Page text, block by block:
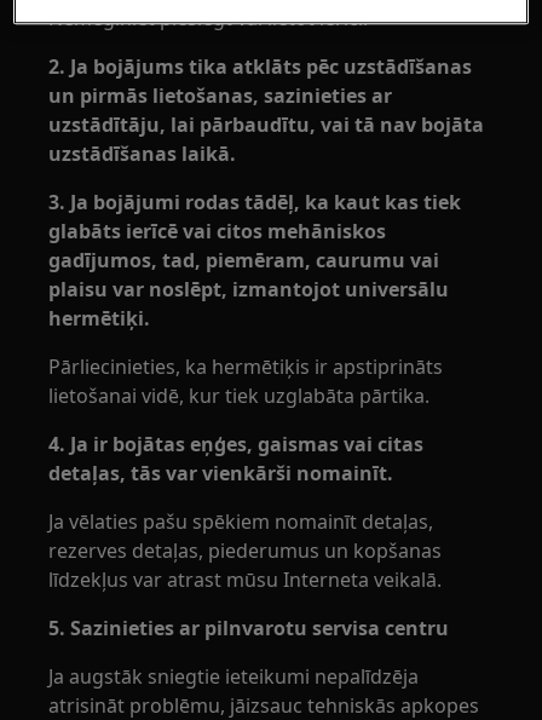
Nemēģiniet pieslēgt vai lietot ierīci.
2. Ja bojājums tika atklāts pēc uzstādīšanas
un pirmās lietošanas, sazinieties ar
uzstādītāju, lai pārbaudītu, vai tā nav bojāta
uzstādīšanas laikā.
3. Ja bojājumi rodas tādēļ, ka kaut kas tiek
glabāts ierīcē vai citos mehāniskos
gadījumos, tad, piemēram, caurumu vai
plaisu var noslēpt, izmantojot universālu
hermētiķi.
Pārliecinieties, ka hermētiķis ir apstiprināts
lietošanai vidē, kur tiek uzglabāta pārtika.
4. Ja ir bojātas eņģes, gaismas vai citas
detaļas, tās var vienkārši nomainīt.
Ja vēlaties pašu spēkiem nomainīt detaļas,
rezerves detaļas, piederumus un kopšanas
līdzekļus var atrast mūsu Interneta veikalā.
5. Sazinieties ar pilnvarotu servisa centru
Ja augstāk sniegtie ieteikumi nepalīdzēja
atrisināt problēmu, jāizsauc tehniskās apkopes